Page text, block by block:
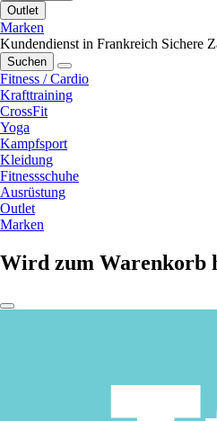
Outlet
Marken
Kundendienst in Frankreich Sichere
Suchen
Fitness / Cardio
Krafttraining
CrossFit
Yoga
Kampfsport
Kleidung
Fitnessschuhe
Ausrüstung
Outlet
Marken
Wird zum Warenkorb